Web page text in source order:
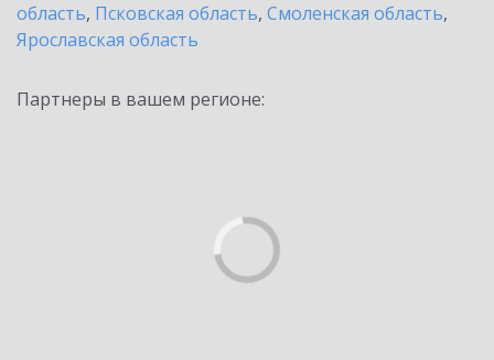
область, Псковская область, Смоленская область,
Ярославская область
Партнеры в вашем регионе: